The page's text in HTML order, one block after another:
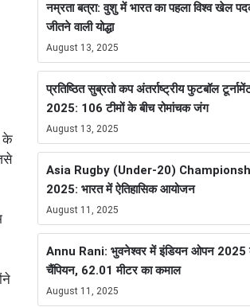
के
नम्रता बत्रा: वुशु में भारत का पहला विश्व खेल
जीतने वाली योद्धा
August 13, 2025
प्रतिष्ठित सुब्रतो कप अंतर्राष्ट्रीय फुटबॉल
2025: 106 टीमों के बीच रोमांचक जंग
August 13, 2025
Asia Rugby (Under-20)
2025: भारत में ऐतिहासिक आयोजन
August 11, 2025
Annu Rani: भुवनेश्वर में इंडियन ओपन 2025
चैंपियन, 62.01 मीटर का कमाल
August 11, 2025